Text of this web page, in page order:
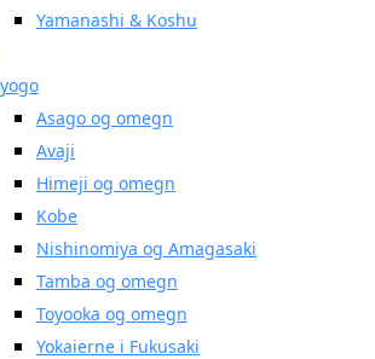
Yamanashi & Koshu
Asago og omegn
Avaji
Himeji og omegn
Kobe
Nishinomiya og Amagasaki
Tamba og omegn
Toyooka og omegn
Yokaierne i Fukusaki